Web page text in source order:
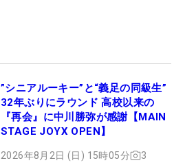
”シニアルーキー”と“義足の同級生”
32年ぶりにラウンド 高校以来の
『再会』に中川勝弥が感謝【MAIN
STAGE JOYX OPEN】
2026年8月2日 (日) 15時05分 3